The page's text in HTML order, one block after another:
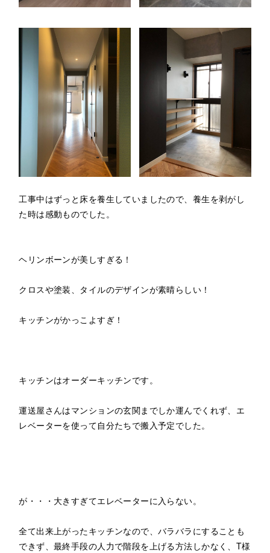
工事中はずっと床を養生していましたので、養生を剥がし
た時は感動ものでした。
ヘリンボーンが美しすぎる！
クロスや塗装、タイルのデザインが素晴らしい！
キッチンがかっこよすぎ！
キッチンはオーダーキッチンです。
運送屋さんはマンションの玄関までしか運んでくれず、エ
レベーターを使って自分たちで搬入予定でした。
が・・・大きすぎてエレベーターに入らない。
全て出来上がったキッチンなので、バラバラにすることも
できず、最終手段の人力で階段を上げる方法しかなく、T様